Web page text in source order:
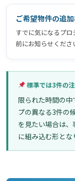
ご希望物件の追
すでに気になるプ
前にお知らせくださ
標準では3件の
限られた時間の
プの異なる3件の
を見たい場合は
に組み込む形とな